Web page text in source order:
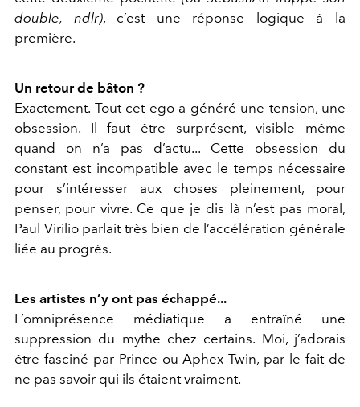
double, ndlr), c’est une réponse logique à la
première.
Un retour de bâton ?
Exactement. Tout cet ego a généré une tension, une
obsession. Il faut être surprésent, visible même
quand on n’a pas d’actu... Cette obsession du
constant est incompatible avec le temps nécessaire
pour s’intéresser aux choses pleinement, pour
penser, pour vivre. Ce que je dis là n’est pas moral,
Paul Virilio parlait très bien de l’accélération générale
liée au progrès.
Les artistes n’y ont pas échappé...
L’omniprésence médiatique a entraîné une
suppression du mythe chez certains. Moi, j’adorais
être fasciné par Prince ou Aphex Twin, par le fait de
ne pas savoir qui ils étaient vraiment.